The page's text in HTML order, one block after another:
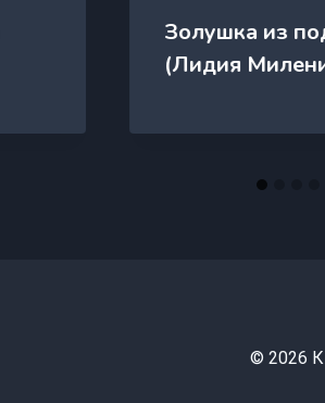
Золушка из
(Лидия
© 2026